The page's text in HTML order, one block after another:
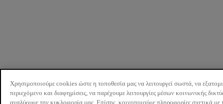
Χρησιμοποιούμε cookies ώστε η τοποθεσία μας να λειτουργεί σωστά, να
περιεχόμενο και διαφημίσεις, να παρέχουμε λειτουργίες μέσων κοινωνικής
αναλύουμε την κυκλοφορία μας. Επίσης, κοινοποιούμε πληροφορίες σχετικά με